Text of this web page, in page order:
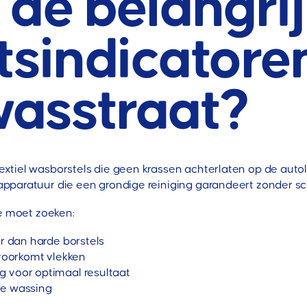
wasborstels die geen krassen achterlaten op de
die een grondige reiniging garandeert zonder
moet zoeken:
dan harde borstels
vlekken
voor optimaal resultaat
wassing